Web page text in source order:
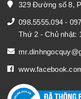
329 Đường số 8,
098.5555.094 -
Thứ 2 - Chủ nhật: